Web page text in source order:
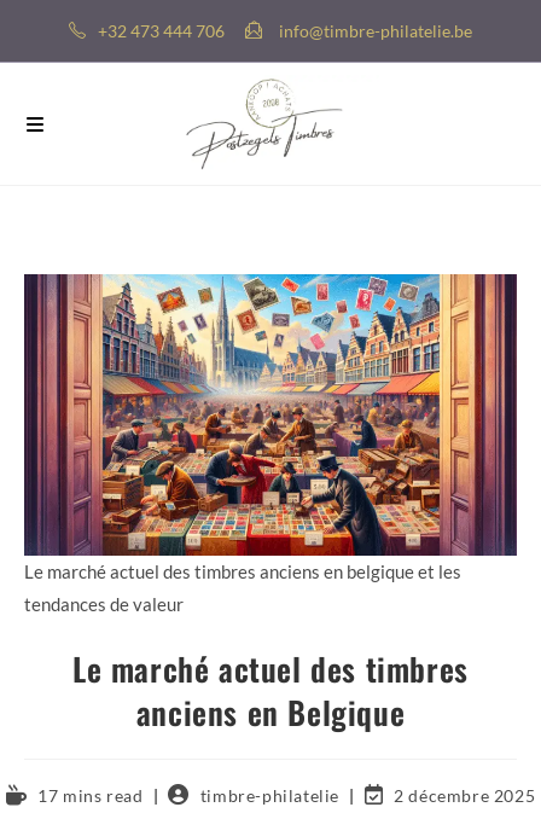
+32 473 444 706 info@timbre-philatelie.be
Le marché actuel des timbres anciens en belgique et les
tendances de valeur
Le marché actuel des timbres
anciens en Belgique
17 mins read timbre-philatelie 2 décembre 2025